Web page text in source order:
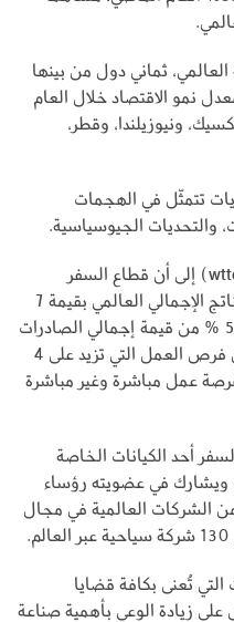
ثماني دول من بينها
نمو الاقتصاد خلال العام
ونيوزيلندا، وقطر،
تتمثّل في الهجمات
والتحديات الجيوسياسية.
ويشير المجلس العالمي للسياحة (wttc) إلى أن قطاع السفر
والسياحة، أصبح يمثّل 9.5 % من الناتج الإجمالي العالمي بقيمة 7
تريليونات دولار، حيث تدر الصناعة 5.4 % من قيمة إجمالي الصادرات
العالمية وتشكّل محركاً رئيسياً لخلق فرص العمل التي تزيد على 4
بتوفير 266 مليون فرصة عمل مباشرة وغير مباشرة
أحد الكيانات الخاصة
ويشارك في عضويته رؤساء
الشركات العالمية في مجال
تُعنى بكافة قضايا
زيادة الوعي بأهمية صناعة